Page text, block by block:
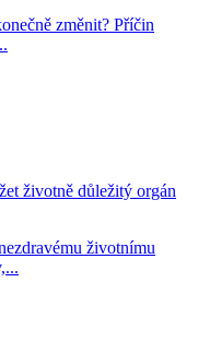
změnit? Příčin
životně důležitý orgán
životnímu